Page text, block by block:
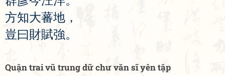
方知大蕃地 ，
豈曰財賦強。
Quận trai vũ trung dữ chư văn sĩ yên tập